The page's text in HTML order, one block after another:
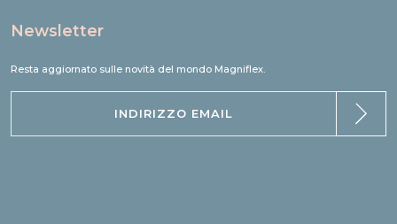
Newsletter
Resta aggiornato sulle novità del mondo Magniflex.